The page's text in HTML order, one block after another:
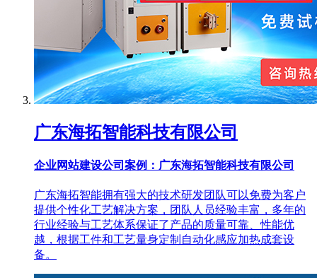
广东海拓智能科技有限公司
企业网站建设公司案例：广东海拓智能科技有限公司
广东海拓智能拥有强大的技术研发团队可以免费为客户
提供个性化工艺解决方案，团队人员经验丰富，多年的
行业经验与工艺体系保证了产品的质量可靠、性能优
越，根据工件和工艺量身定制自动化感应加热成套设
备。